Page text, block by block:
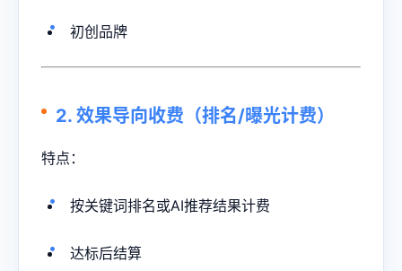
初创品牌
2. 效果导向收费（排名/曝光计费）
特点：
按关键词排名或AI推荐结果计费
达标后结算